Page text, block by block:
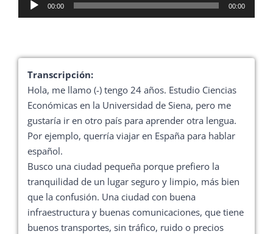
de
00:00 00:00
Transcripción:
Hola, me llamo (-) tengo 24 años. Estudio Ciencias
Económicas en la Universidad de Siena, pero me
gustaría ir en otro país para aprender otra lengua.
Por ejemplo, querría viajar en España para hablar
español.
Busco una ciudad pequeña porque prefiero la
tranquilidad de un lugar seguro y limpio, más bien
que la confusión. Una ciudad con buena
infraestructura y buenas comunicaciones, que tiene
buenos transportes, sin tráfico, ruido o precios